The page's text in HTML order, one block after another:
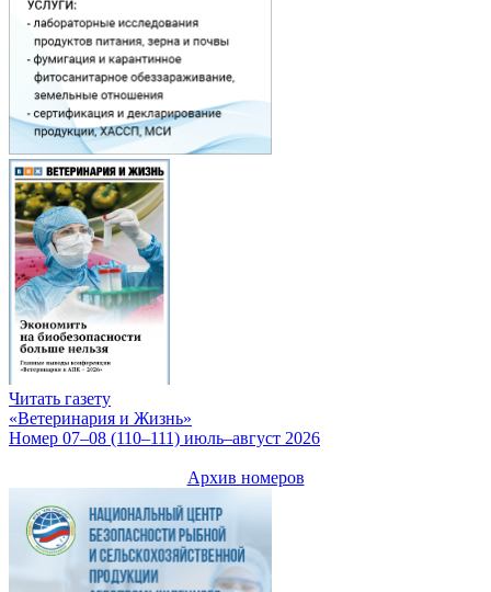
Читать газету
«Ветеринария и Жизнь»
Номер 07–08 (110–111) июль–август 2026
Архив номеров